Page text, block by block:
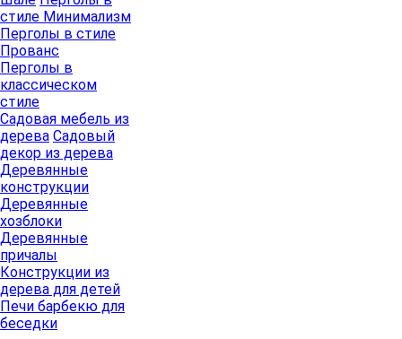
стиле Минимализм
Перголы в стиле
Прованс
Перголы в
классическом
стиле
Садовая мебель из
дерева Садовый
декор из дерева
Деревянные
конструкции
Деревянные
хозблоки
Деревянные
причалы
Конструкции из
дерева для детей
Печи барбекю для
беседки